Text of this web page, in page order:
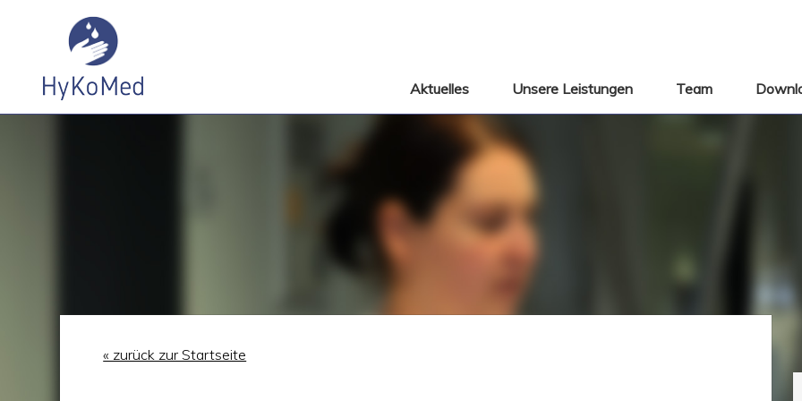
Aktuelles Unsere Leistungen Team
« zurück zur Startseite